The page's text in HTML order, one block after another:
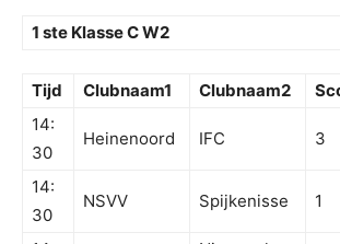
1 ste Klasse C W2
Tijd Clubnaam1 Clubnaam2
14:
30
Heinenoord IFC 3
14:
30
NSVV Spijkenisse 1